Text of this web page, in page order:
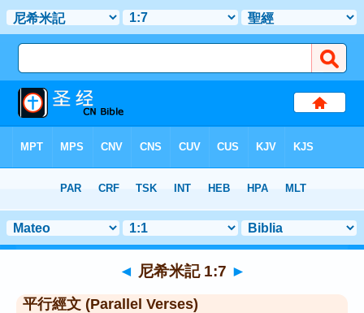
> 聖經金句 7
◄ 尼希米記 1:7 ►
平行經文 (Parallel Verses)